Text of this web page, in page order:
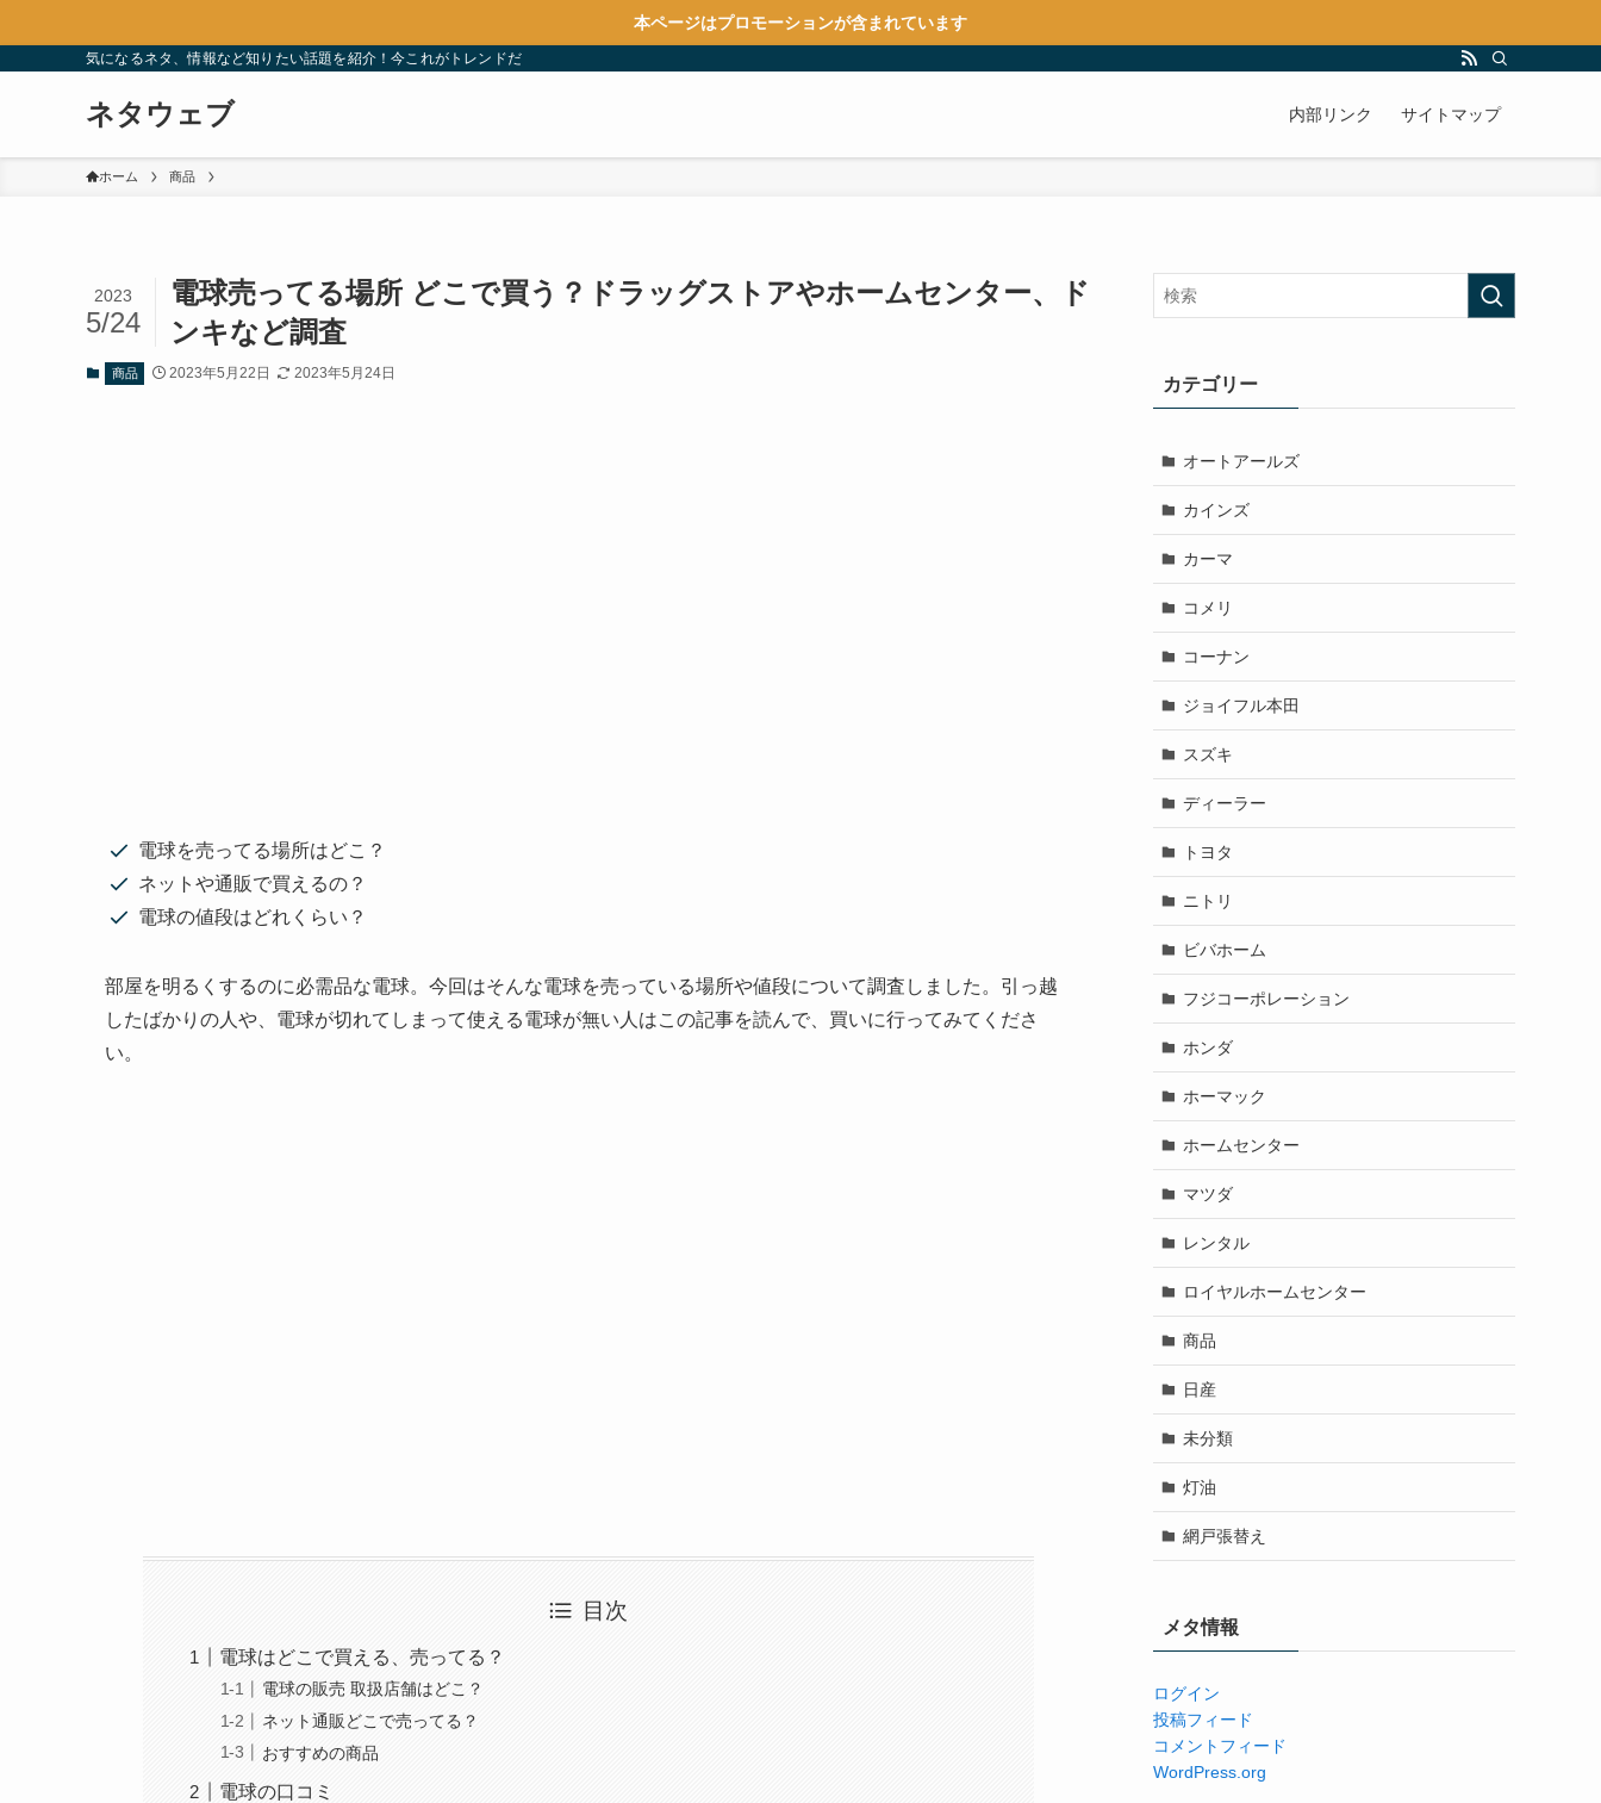
本ページはプロモーションが含まれています
気になるネタ、情報など知りたい話題を紹介！今これがトレンドだ
ネタウェブ 内部リンク サイトマップ
ホーム 商品
電球売ってる場所 どこで買う？ドラッグストアやホームセンター、ド
ンキなど調査
2023
5/24
商品 2023年5月22日 2023年5月24日
電球を売ってる場所はどこ？
ネットや通販で買えるの？
電球の値段はどれくらい？
部屋を明るくするのに必需品な電球。今回はそんな電球を売っている場所や値段について調査しました。引っ越
したばかりの人や、電球が切れてしまって使える電球が無い人はこの記事を読んで、買いに行ってみてくださ
い。
目次
電球はどこで買える、売ってる？
電球の販売 取扱店舗はどこ？
ネット通販どこで売ってる？
おすすめの商品
電球の口コミ
カテゴリー
オートアールズ
カインズ
カーマ
コメリ
コーナン
ジョイフル本田
スズキ
ディーラー
トヨタ
ニトリ
ビバホーム
フジコーポレーション
ホンダ
ホーマック
ホームセンター
マツダ
レンタル
ロイヤルホームセンター
商品
日産
未分類
灯油
網戸張替え
メタ情報
ログイン
投稿フィード
コメントフィード
WordPress.org